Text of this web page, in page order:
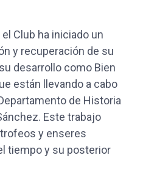
Club ha iniciado un
y recuperación de su
desarrollo como Bien
están llevando a cabo
de Historia
Este trabajo
y enseres
tiempo y su posterior